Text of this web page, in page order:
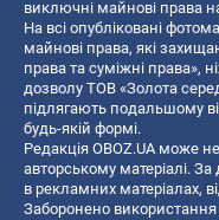
виключні майнові права
На всі опубліковані
майнові права, які
права та суміжні права»,
дозволу ТОВ «Золота
підлягають подальшому
будь-якій формі.
Редакція OBOZ.UA може
авторському матеріалі. За
в рекламних матеріалах,
Заборонено використання